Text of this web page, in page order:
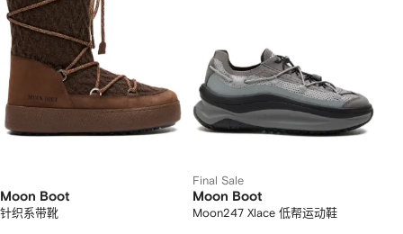
Moon Boot
针织系带靴
Final Sale
Moon Boot
Moon247 Xlace 低帮运动鞋